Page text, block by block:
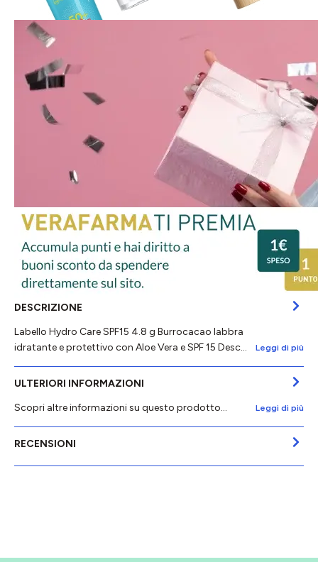
DESCRIZIONE
Labello Hydro Care SPF15 4.8 g Burrocacao labbra
idratante e protettivo con Aloe Vera e SPF 15 Desc…
Leggi di più
ULTERIORI INFORMAZIONI
Scopri altre informazioni su questo prodotto...
Leggi di più
RECENSIONI